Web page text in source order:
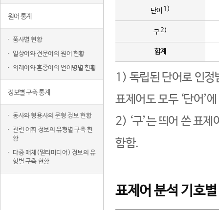
원어 통계
품사별 현황
일상어와 전문어의 원어 현황
외래어와 혼종어의 언어명별 현황
정보별 구축 통계
동사와 형용사의 문형 정보 현황
관련 어휘 정보의 유형별 구축 현
황
다중 매체(멀티미디어) 정보의 유
형별 구축 현황
단어 1)
구2)
합계
1) 독립된 단어로 인정
표제어도 모두 ‘단어’
2) ‘구’는 띄어 쓴 표
함함.
표제어 분석 기호